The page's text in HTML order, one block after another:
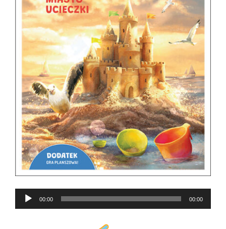
Odtwarzacz
plików
00:00 00:00